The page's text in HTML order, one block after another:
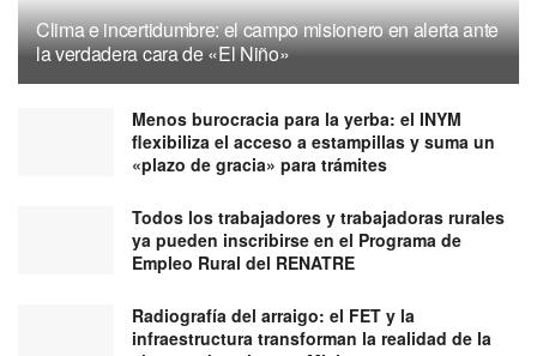
Clima e incertidumbre: el campo misionero en alerta ante
la verdadera cara de «El Niño»
Menos burocracia para la yerba: el INYM
flexibiliza el acceso a estampillas y suma un
«plazo de gracia» para trámites
Todos los trabajadores y trabajadoras rurales
ya pueden inscribirse en el Programa de
Empleo Rural del RENATRE
Radiografía del arraigo: el FET y la
infraestructura transforman la realidad de la